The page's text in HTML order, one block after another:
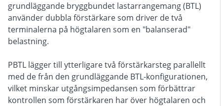
grundläggande bryggbundet lastarrangemang (BTL)
använder dubbla förstärkare som driver de två
terminalerna på högtalaren som en "balanserad"
belastning.
PBTL lägger till ytterligare två förstärkarsteg parallellt
med de från den grundläggande BTL-konfigurationen,
vilket minskar utgångsimpedansen som förbättrar
kontrollen som förstärkaren har över högtalaren och